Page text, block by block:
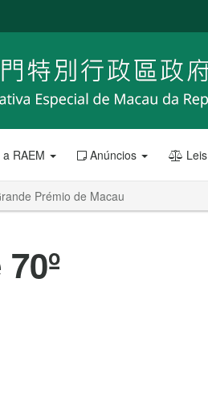
RAEM Anúncios Leis
Prémio de Macau